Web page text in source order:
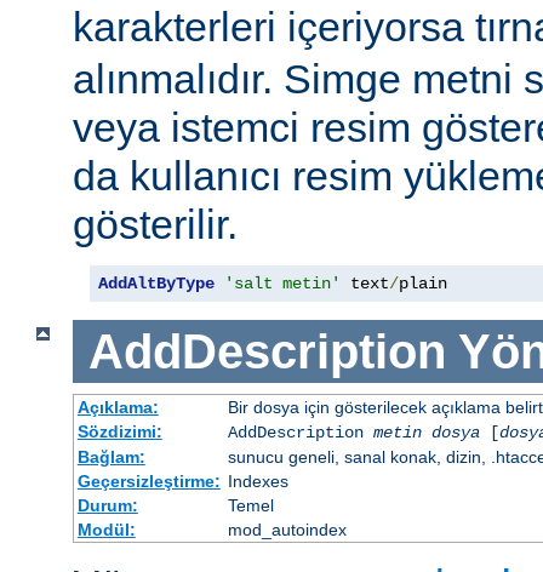
karakterleri içeriyorsa
alınmalıdır. Simge metni
veya istemci resim
da kullanıcı resim
gösterilir.
AddAltByType 'salt metin' text/plain
AddDescription
Açıklama:
Bir dosya için gösterilecek açıklama
Sözdizimi:
AddDescription metin dosya[
Bağlam:
sunucu geneli, sanal konak, dizin,
Geçersizleştirme: Indexes
Durum:
Temel
Modül:
mod_autoindex